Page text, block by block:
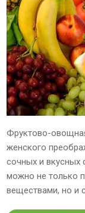
Фруктово-
женского
сочных и
можно не только
веществами, но и